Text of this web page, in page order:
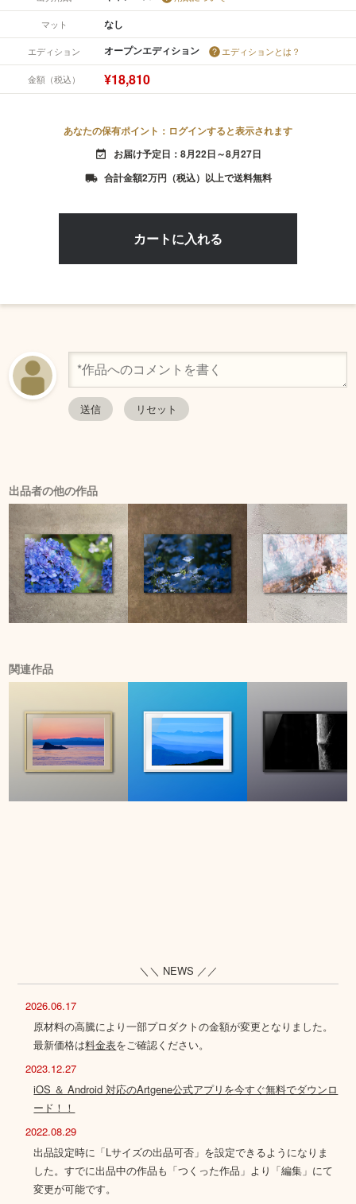
マット なし
エディション オープンエディション エディションとは？
金額（税込） ¥18,810
あなたの保有ポイント：ログインすると表示されます
event_available お届け予定日：8月22日～8月27日
local_shipping 合計金額2万円（税込）以上で送料無料
出品者の他の作品
関連作品
＼＼ NEWS ／／
2026.06.17
原材料の高騰により一部プロダクトの金額が変更となりました。
最新価格は料金表をご確認ください。
2023.12.27
iOS ＆ Android 対応のArtgene公式アプリを今すぐ無料でダウンロ
ード！！
2022.08.29
出品設定時に「Lサイズの出品可否」を設定できるようになりま
した。すでに出品中の作品も「つくった作品」より「編集」にて
変更が可能です。